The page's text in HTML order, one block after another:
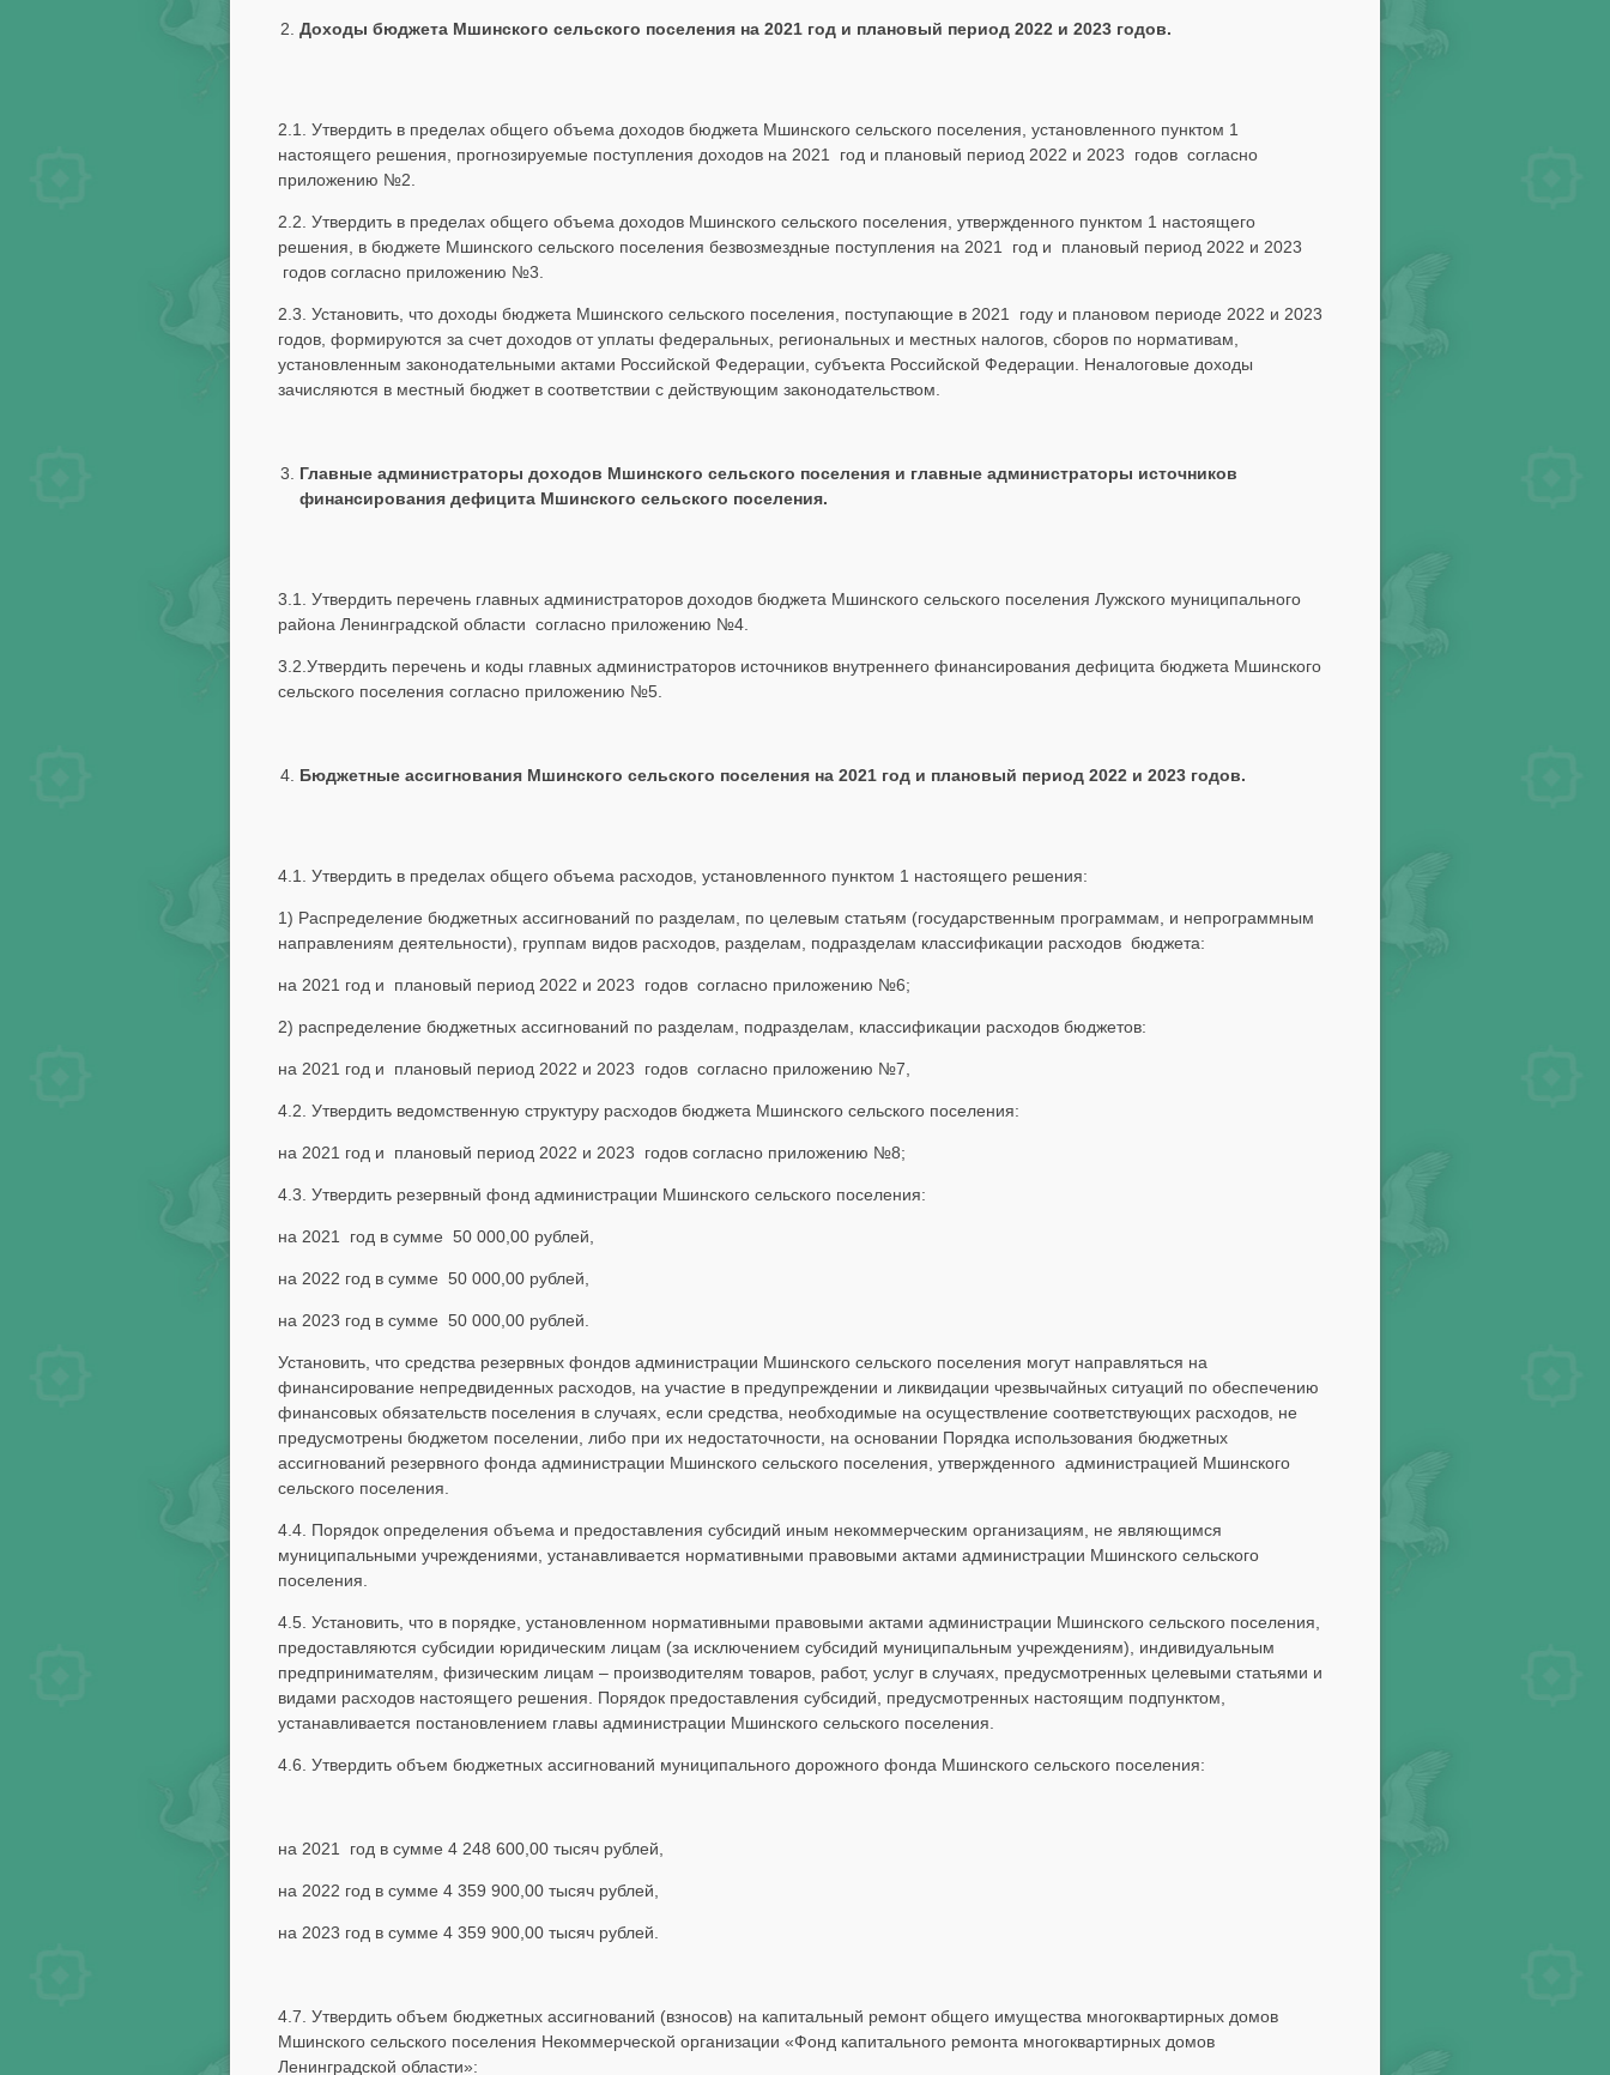
Доходы бюджета Мшинского сельского поселения на 2021 год и плановый период 2022 и 2023 годов.
2.1. Утвердить в пределах общего объема доходов бюджета Мшинского сельского поселения, установленного пунктом 1
настоящего решения, прогнозируемые поступления доходов на 2021 год и плановый период 2022 и 2023 годов согласно
приложению №2.
2.2. Утвердить в пределах общего объема доходов Мшинского сельского поселения, утвержденного пунктом 1 настоящего
решения, в бюджете Мшинского сельского поселения безвозмездные поступления на 2021 год и плановый период 2022 и 2023
годов согласно приложению №3.
2.3. Установить, что доходы бюджета Мшинского сельского поселения, поступающие в 2021 году и плановом периоде 2022 и 2023
годов, формируются за счет доходов от уплаты федеральных, региональных и местных налогов, сборов по нормативам,
установленным законодательными актами Российской Федерации, субъекта Российской Федерации. Неналоговые доходы
зачисляются в местный бюджет в соответствии с действующим законодательством.
Главные администраторы доходов Мшинского сельского поселения и главные администраторы источников
финансирования дефицита Мшинского сельского поселения.
3.1. Утвердить перечень главных администраторов доходов бюджета Мшинского сельского поселения Лужского муниципального
района Ленинградской области согласно приложению №4.
3.2.Утвердить перечень и коды главных администраторов источников внутреннего финансирования дефицита бюджета Мшинского
сельского поселения согласно приложению №5.
Бюджетные ассигнования Мшинского сельского поселения на 2021 год и плановый период 2022 и 2023 годов.
4.1. Утвердить в пределах общего объема расходов, установленного пунктом 1 настоящего решения:
1) Распределение бюджетных ассигнований по разделам, по целевым статьям (государственным программам, и непрограммным
направлениям деятельности), группам видов расходов, разделам, подразделам классификации расходов бюджета:
на 2021 год и плановый период 2022 и 2023 годов согласно приложению №6;
2) распределение бюджетных ассигнований по разделам, подразделам, классификации расходов бюджетов:
на 2021 год и плановый период 2022 и 2023 годов согласно приложению №7,
4.2. Утвердить ведомственную структуру расходов бюджета Мшинского сельского поселения:
на 2021 год и плановый период 2022 и 2023 годов согласно приложению №8;
4.3. Утвердить резервный фонд администрации Мшинского сельского поселения:
на 2021 год в сумме 50 000,00 рублей,
на 2022 год в сумме 50 000,00 рублей,
на 2023 год в сумме 50 000,00 рублей.
Установить, что средства резервных фондов администрации Мшинского сельского поселения могут направляться на
финансирование непредвиденных расходов, на участие в предупреждении и ликвидации чрезвычайных ситуаций по обеспечению
финансовых обязательств поселения в случаях, если средства, необходимые на осуществление соответствующих расходов, не
предусмотрены бюджетом поселении, либо при их недостаточности, на основании Порядка использования бюджетных
ассигнований резервного фонда администрации Мшинского сельского поселения, утвержденного администрацией Мшинского
сельского поселения.
4.4. Порядок определения объема и предоставления субсидий иным некоммерческим организациям, не являющимся
муниципальными учреждениями, устанавливается нормативными правовыми актами администрации Мшинского сельского
поселения.
4.5. Установить, что в порядке, установленном нормативными правовыми актами администрации Мшинского сельского поселения,
предоставляются субсидии юридическим лицам (за исключением субсидий муниципальным учреждениям), индивидуальным
предпринимателям, физическим лицам – производителям товаров, работ, услуг в случаях, предусмотренных целевыми статьями и
видами расходов настоящего решения. Порядок предоставления субсидий, предусмотренных настоящим подпунктом,
устанавливается постановлением главы администрации Мшинского сельского поселения.
4.6. Утвердить объем бюджетных ассигнований муниципального дорожного фонда Мшинского сельского поселения:
на 2021 год в сумме 4 248 600,00 тысяч рублей,
на 2022 год в сумме 4 359 900,00 тысяч рублей,
на 2023 год в сумме 4 359 900,00 тысяч рублей.
4.7. Утвердить объем бюджетных ассигнований (взносов) на капитальный ремонт общего имущества многоквартирных домов
Мшинского сельского поселения Некоммерческой организации «Фонд капитального ремонта многоквартирных домов
Ленинградской области»: